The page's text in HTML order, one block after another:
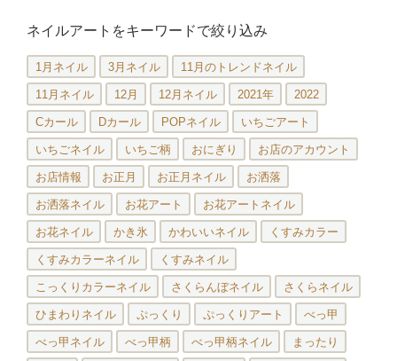
ネイルアートをキーワードで絞り込み
1月ネイル 3月ネイル 11月のトレンドネイル
11月ネイル 12月 12月ネイル 2021年 2022
Cカール Dカール POPネイル いちごアート
いちごネイル いちご柄 おにぎり お店のアカウント
お店情報 お正月 お正月ネイル お洒落
お洒落ネイル お花アート お花アートネイル
お花ネイル かき氷 かわいいネイル くすみカラー
くすみカラーネイル くすみネイル
こっくりカラーネイル さくらんぼネイル さくらネイル
ひまわりネイル ぷっくり ぷっくりアート べっ甲
べっ甲ネイル べっ甲柄 べっ甲柄ネイル まったり